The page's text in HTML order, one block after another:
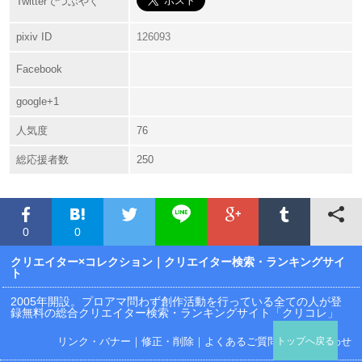
pixiv ID 126093
Facebook
google+1
人気度 76
総応援者数 250
0 0
クリエイター×コレクション ｜クリエイター検索・ランキングサイ
ト
2005年開設。プロアマ問わず創作活動を行っている全ての人が登
録無料の総合クリエイター検索・ランキングサイト「クリコレ」
リンク・バナー ｜ 修正・削除 ｜ よくあるご質問 ｜お問い合わせ
トップへ戻る